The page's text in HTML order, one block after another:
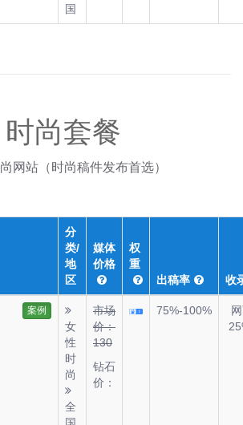
国
时尚套餐
网站（时尚稿件发布首选）
分
类/
地
区
媒体
价格
权
重
出稿率
收
案例
女
性
时
尚
全
市场
价：
130
钻石
价：
75%-100%